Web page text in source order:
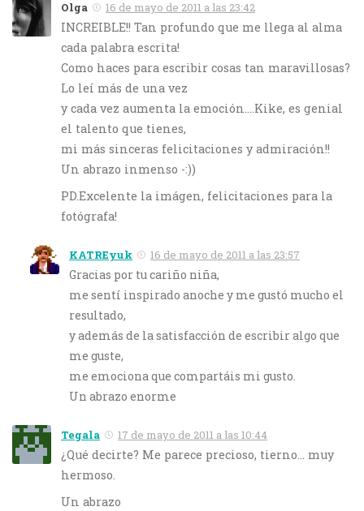
Olga 16 de mayo de 2011 a las 23:42
INCREIBLE!! Tan profundo que me llega al alma
cada palabra escrita!
Como haces para escribir cosas tan maravillosas?
Lo leí más de una vez
y cada vez aumenta la emoción….Kike, es genial
el talento que tienes,
mi más sinceras felicitaciones y admiración!!
Un abrazo inmenso -:))
PD.Excelente la imágen, felicitaciones para la
fotógrafa!
KATREyuk 16 de mayo de 2011 a las 23:57
Gracias por tu cariño niña,
me sentí inspirado anoche y me gustó mucho el
resultado,
y además de la satisfacción de escribir algo que
me guste,
me emociona que compartáis mi gusto.
Un abrazo enorme
Tegala 17 de mayo de 2011 a las 10:44
¿Qué decirte? Me parece precioso, tierno… muy
hermoso.
Un abrazo